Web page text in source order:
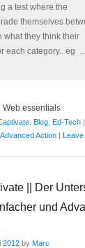
a test where the
themselves
what they think their
each category.. eg
Web essentials
Blog Ed-Tech |
Advanced Action |
|| Der
und
2012 by Marc